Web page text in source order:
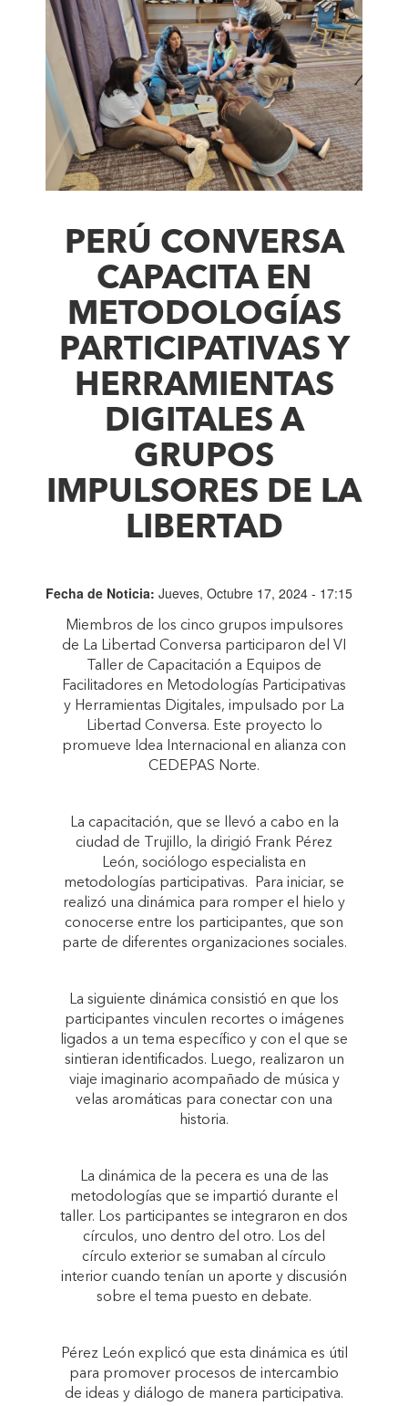
PERÚ CONVERSA
CAPACITA EN
METODOLOGÍAS
PARTICIPATIVAS Y
HERRAMIENTAS
DIGITALES A
GRUPOS
IMPULSORES DE LA
LIBERTAD
Fecha de Noticia: Jueves, Octubre 17, 2024 - 17:15
Miembros de los cinco grupos impulsores
de La Libertad Conversa participaron del VI
Taller de Capacitación a Equipos de
Facilitadores en Metodologías Participativas
y Herramientas Digitales, impulsado por La
Libertad Conversa. Este proyecto lo
promueve Idea Internacional en alianza con
CEDEPAS Norte.
La capacitación, que se llevó a cabo en la
ciudad de Trujillo, la dirigió Frank Pérez
León, sociólogo especialista en
metodologías participativas. Para iniciar, se
realizó una dinámica para romper el hielo y
conocerse entre los participantes, que son
parte de diferentes organizaciones sociales.
La siguiente dinámica consistió en que los
participantes vinculen recortes o imágenes
ligados a un tema específico y con el que se
sintieran identificados. Luego, realizaron un
viaje imaginario acompañado de música y
velas aromáticas para conectar con una
historia.
La dinámica de la pecera es una de las
metodologías que se impartió durante el
taller. Los participantes se integraron en dos
círculos, uno dentro del otro. Los del
círculo exterior se sumaban al círculo
interior cuando tenían un aporte y discusión
sobre el tema puesto en debate.
Pérez León explicó que esta dinámica es útil
para promover procesos de intercambio
de ideas y diálogo de manera participativa.